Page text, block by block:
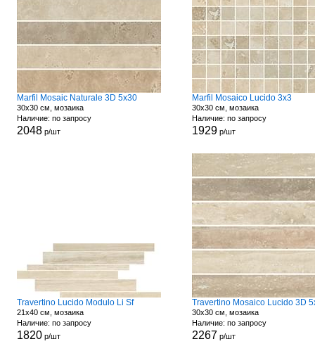
Marfil Mosaic Naturale 3D 5x30
30x30 см, мозаика
Наличие: по запросу
2048р/шт
Marfil Mosaico Lucido 3x3
30x30 см, мозаика
Наличие: по запросу
1929р/шт
Travertino Lucido Modulo Li Sf
21x40 см, мозаика
Наличие: по запросу
1820р/шт
Travertino Mosaico Lucido 3D
30x30 см, мозаика
Наличие: по запросу
2267 р/шт